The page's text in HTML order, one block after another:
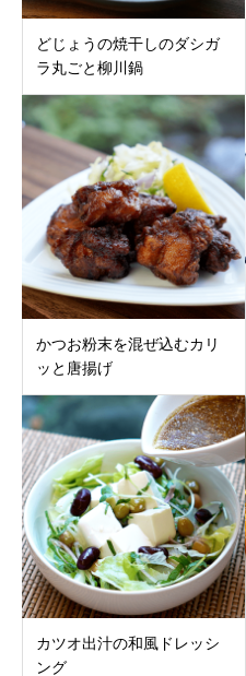
どじょうの焼干しのダシガ
ラ丸ごと柳川鍋
かつお粉末を混ぜ込むカリ
ッと唐揚げ
カツオ出汁の和風ドレッシ
ング